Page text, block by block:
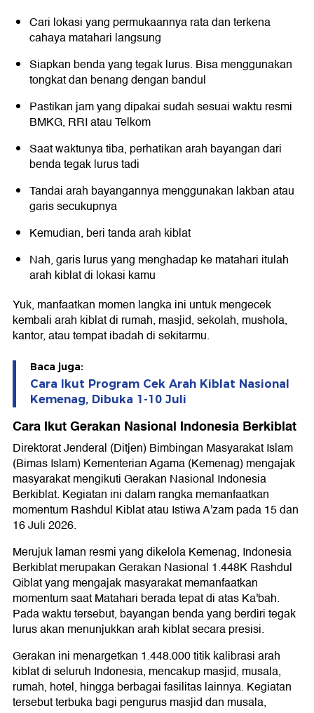
Cari lokasi yang permukaannya rata dan terkena
cahaya matahari langsung
Siapkan benda yang tegak lurus. Bisa menggunakan
tongkat dan benang dengan bandul
Pastikan jam yang dipakai sudah sesuai waktu resmi
BMKG, RRI atau Telkom
Saat waktunya tiba, perhatikan arah bayangan dari
benda tegak lurus tadi
Tandai arah bayangannya menggunakan lakban atau
garis secukupnya
Kemudian, beri tanda arah kiblat
Nah, garis lurus yang menghadap ke matahari itulah
arah kiblat di lokasi kamu
Yuk, manfaatkan momen langka ini untuk mengecek
kembali arah kiblat di rumah, masjid, sekolah, mushola,
kantor, atau tempat ibadah di sekitarmu.
Baca juga:
Cara Ikut Program Cek Arah Kiblat Nasional
Kemenag, Dibuka 1-10 Juli
Cara Ikut Gerakan Nasional Indonesia Berkiblat
Direktorat Jenderal (Ditjen) Bimbingan Masyarakat Islam
(Bimas Islam) Kementerian Agama (Kemenag) mengajak
masyarakat mengikuti Gerakan Nasional Indonesia
Berkiblat. Kegiatan ini dalam rangka memanfaatkan
momentum Rashdul Kiblat atau Istiwa A'zam pada 15 dan
16 Juli 2026.
Merujuk laman resmi yang dikelola Kemenag, Indonesia
Berkiblat merupakan Gerakan Nasional 1.448K Rashdul
Qiblat yang mengajak masyarakat memanfaatkan
momentum saat Matahari berada tepat di atas Ka'bah.
Pada waktu tersebut, bayangan benda yang berdiri tegak
lurus akan menunjukkan arah kiblat secara presisi.
Gerakan ini menargetkan 1.448.000 titik kalibrasi arah
kiblat di seluruh Indonesia, mencakup masjid, musala,
rumah, hotel, hingga berbagai fasilitas lainnya. Kegiatan
tersebut terbuka bagi pengurus masjid dan musala,